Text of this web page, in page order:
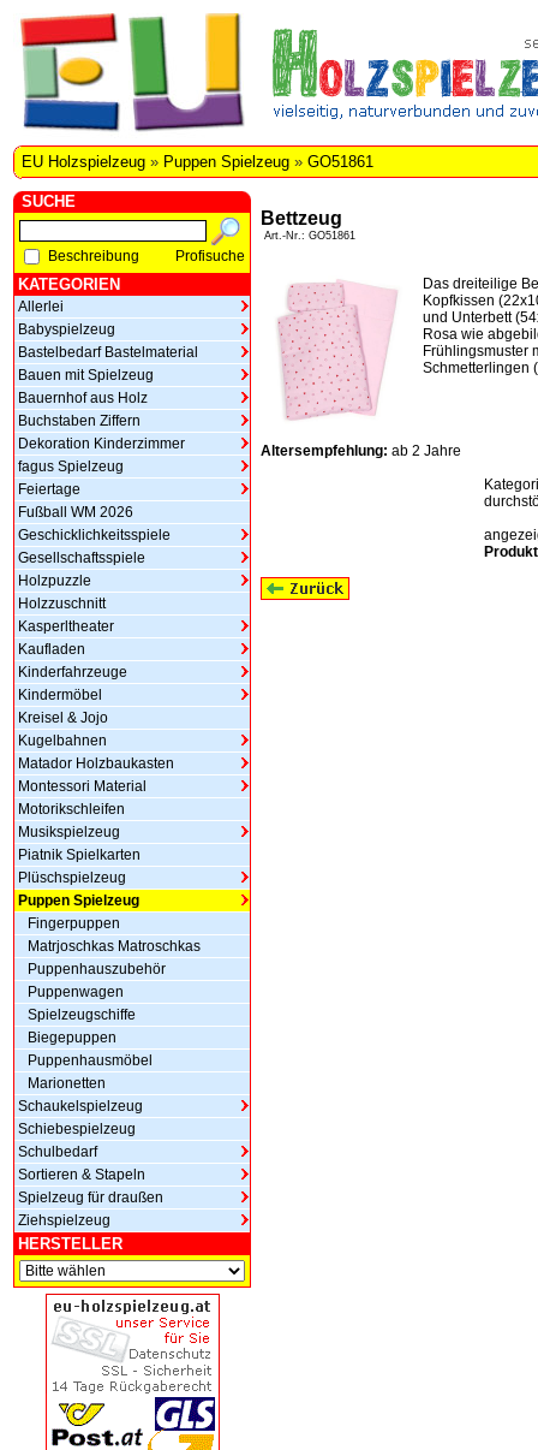
EU Holzspielzeug » Puppen Spielzeug » GO51861
SUCHE
Beschreibung Profisuche
KATEGORIEN
Allerlei
Babyspielzeug
Bastelbedarf Bastelmaterial
Bauen mit Spielzeug
Bauernhof aus Holz
Buchstaben Ziffern
Dekoration Kinderzimmer
fagus Spielzeug
Feiertage
Fußball WM 2026
Geschicklichkeitsspiele
Gesellschaftsspiele
Holzpuzzle
Holzzuschnitt
Kasperltheater
Kaufladen
Kinderfahrzeuge
Kindermöbel
Kreisel & Jojo
Kugelbahnen
Matador Holzbaukasten
Montessori Material
Motorikschleifen
Musikspielzeug
Piatnik Spielkarten
Plüschspielzeug
Puppen Spielzeug
Fingerpuppen
Matrjoschkas Matroschkas
Puppenhauszubehör
Puppenwagen
Spielzeugschiffe
Biegepuppen
Puppenhausmöbel
Marionetten
Schaukelspielzeug
Schiebespielzeug
Schulbedarf
Sortieren & Stapeln
Spielzeug für draußen
Ziehspielzeug
HERSTELLER
Bettzeug
Art.-Nr.: GO51861
Das dreiteilige
Kopfkissen
und Unterbett
Rosa wie
Frühlingsmuster
Schmetterlingen
Altersempfehlung: ab 2 Jahre